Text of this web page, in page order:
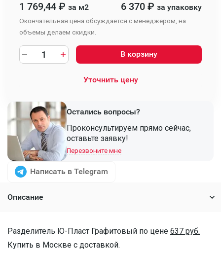
1 769,44 ₽ за м2 6 370 ₽ за упаковку
Окончательная цена обсуждается с менеджером, на
объемы делаем скидки.
В корзину
Уточнить цену
Остались вопросы?
Проконсультируем прямо сейчас,
оставьте заявку!
Перезвоните мне
Написать в Telegram
Описание
Разделитель Ю-Пласт Графитовый по цене 637 руб.
Купить в Москве с доставкой.